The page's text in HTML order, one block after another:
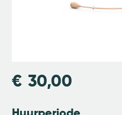
€ 30,00